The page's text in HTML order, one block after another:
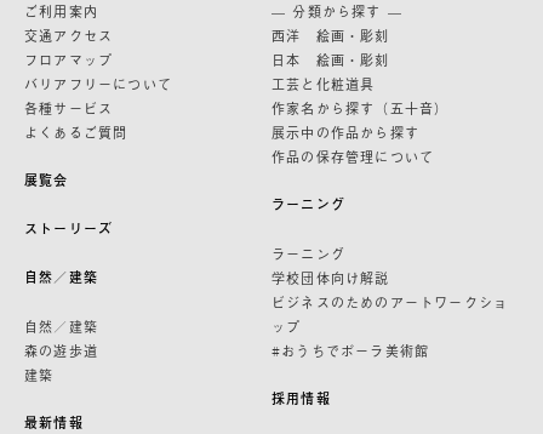
ご利用案内
交通アクセス
フロアマップ
バリアフリーについて
各種サービス
よくあるご質問
展覧会
ストーリーズ
自然／建築
自然／建築
森の遊歩道
建築
最新情報
— 分類から探す —
西洋 絵画・彫刻
日本 絵画・彫刻
工芸と化粧道具
作家名から探す（五十音）
展示中の作品から探す
作品の保存管理について
ラーニング
ラーニング
学校団体向け解説
ビジネスのためのアートワークショ
ップ
#おうちでポーラ美術館
採用情報